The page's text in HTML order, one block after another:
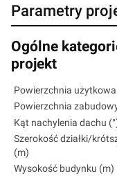
Parametry
Ogólne
projekt
Powierzchnia użytkowa
Powierzchnia
Kąt nachylenia dachu
Szerokość działki/
(m)
Wysokość budynku (m)